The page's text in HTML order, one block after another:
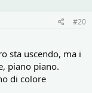
#20
sta uscendo, ma i
piano piano.
di colore